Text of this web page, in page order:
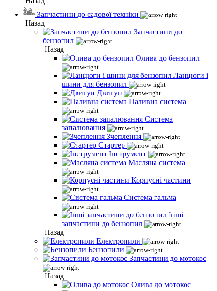
Запчастини до садової техніки
Назад
Запчастини до
бензопил
Назад
Олива до бензопил
Ланцюги і
шини для бензопил
Двигун
Паливна система
Система
запалювання
Зчеплення
Стартер
Інструмент
Масляна система
Корпусні частини
Система гальма
Інші
запчастини до бензопил
Назад
Електропили
Бензопили
Запчастини до мотокос
Назад
Олива до мотокос